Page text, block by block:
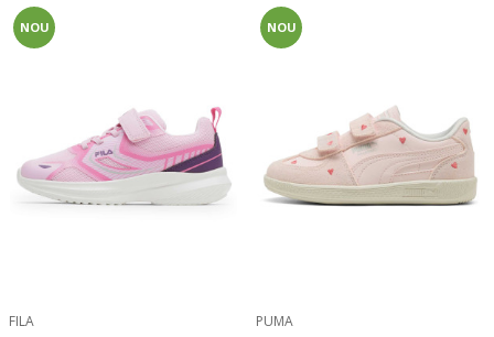
NOU
FILA
NOU
PUMA